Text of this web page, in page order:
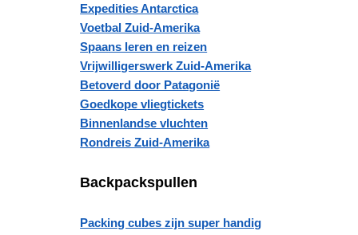
Expedities Antarctica
Voetbal Zuid-Amerika
Spaans leren en reizen
Vrijwilligerswerk Zuid-Amerika
Betoverd door Patagonië
Goedkope vliegtickets
Binnenlandse vluchten
Rondreis Zuid-Amerika
Backpackspullen
Packing cubes zijn super handig